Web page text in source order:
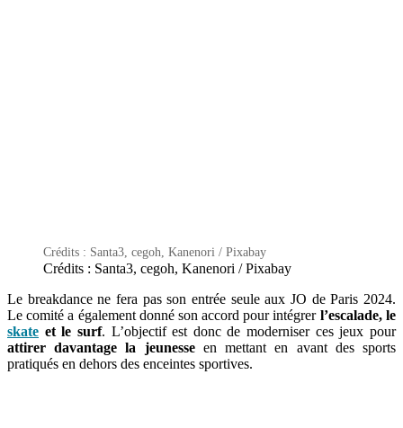
Crédits : Santa3, cegoh, Kanenori / Pixabay
Crédits : Santa3, cegoh, Kanenori / Pixabay
Le breakdance ne fera pas son entrée seule aux JO de Paris 2024.
Le comité a également donné son accord pour intégrer l’escalade, le
skate et le surf. L’objectif est donc de moderniser ces jeux pour
attirer davantage la jeunesse en mettant en avant des sports
pratiqués en dehors des enceintes sportives.